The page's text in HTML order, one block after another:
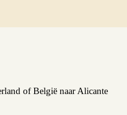
of België naar Alicante